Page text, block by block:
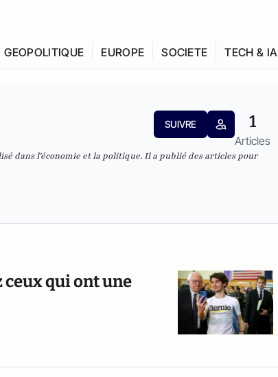
GEOPOLITIQUE EUROPE SOCIETE TECH & IA
SUIVRE 1
Articles
dans l'économie et la politique. Il a publié des articles pour
ceux qui ont une